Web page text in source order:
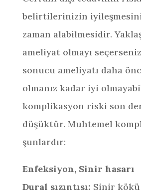
belirtilerinizin
zaman alabilmesidir.
ameliyat olmayı
sonucu ameliyatı daha
olmanız kadar iyi
komplikasyon riski son
düşüktür. Muhtemel
şunlardır:
Enfeksiyon, Sinir hasarı
Dural sızıntısı: Sinir kökü